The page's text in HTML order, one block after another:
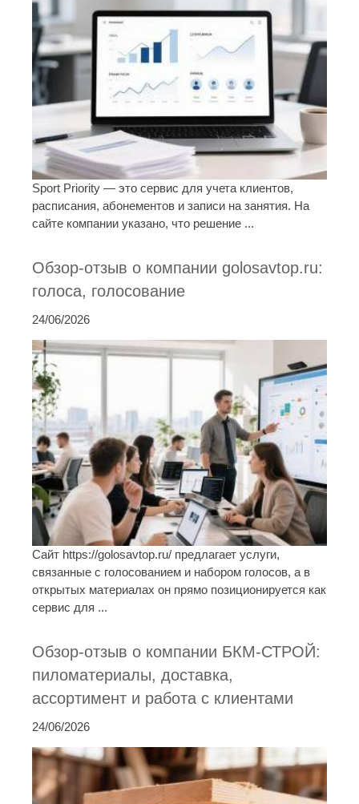
Sport Priority — это сервис для учета клиентов,
расписания, абонементов и записи на занятия. На
сайте компании указано, что решение ...
Обзор-отзыв о компании golosavtop.ru:
голоса, голосование
24/06/2026
Сайт https://golosavtop.ru/ предлагает услуги,
связанные с голосованием и набором голосов, а в
открытых материалах он прямо позиционируется как
сервис для ...
Обзор-отзыв о компании БКМ-СТРОЙ:
пиломатериалы, доставка,
ассортимент и работа с клиентами
24/06/2026